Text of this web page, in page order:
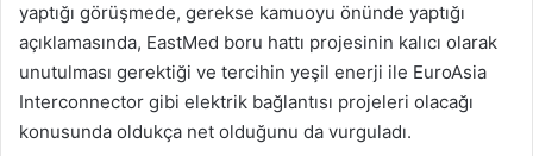
yaptığı görüşmede, gerekse kamuoyu önünde yaptığı
açıklamasında, EastMed boru hattı projesinin kalıcı olarak
unutulması gerektiği ve tercihin yeşil enerji ile EuroAsia
Interconnector gibi elektrik bağlantısı projeleri olacağı
konusunda oldukça net olduğunu da vurguladı.